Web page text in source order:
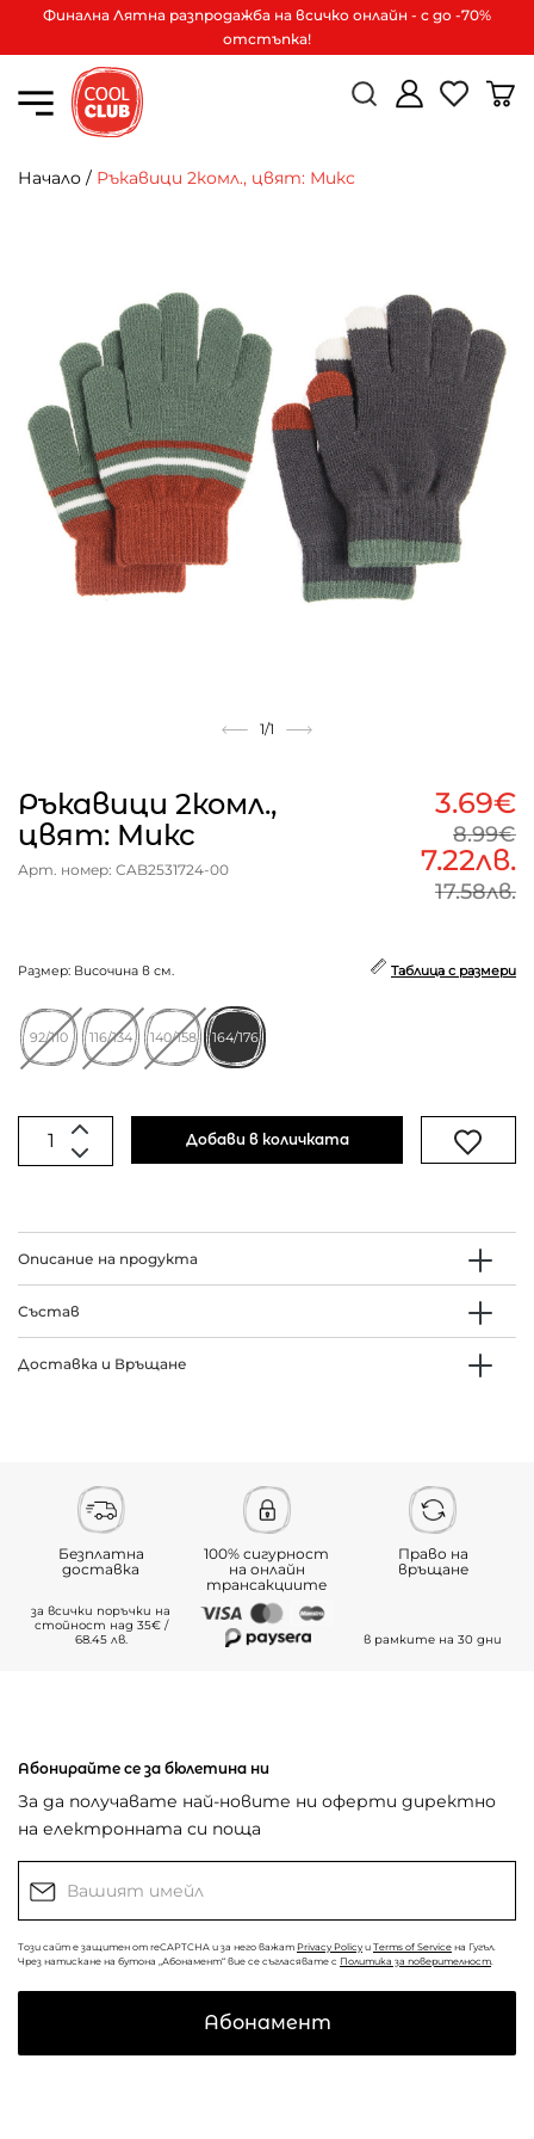
Финална Лятна разпродажба на всичко онлайн - с до -70%
отстъпка!
Начало / Ръкавици 2комл., цвят: Микс
1/1
Ръкавици 2комл.,
цвят: Микс
Арт. номер: CAB2531724-00
3.69€
8.99€
7.22лв.
17.58лв.
Размер: Височина в см. Таблица с размери
92/110 116/134 140/158 164/176
Добави в количката
Описание на продукта
Състав
Доставка и Връщане
Безплатна
доставка
за всички поръчки на
стойност над 35€ /
68.45 лв.
100% сигурност
на онлайн
трансакциите
Право на
връщане
в рамките на 30 дни
Абонирайте се за бюлетина ни
За да получавате най-новите ни оферти директно
на електронната си поща
Този сайт е защитен от reCAPTCHA и за него важат Privacy Policy и Terms of Service на Гугъл.
Чрез натискане на бутона „Абонамент“ вие се съгласявате с Политика за поверителност.
Абонамент